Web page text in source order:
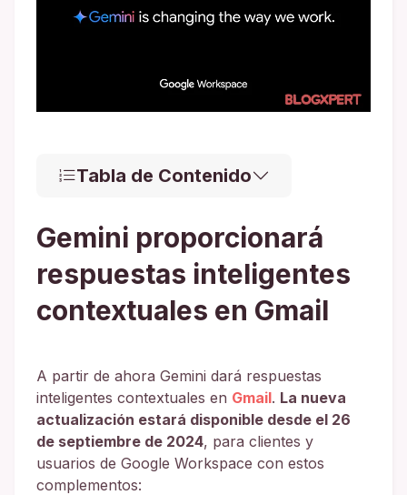
Tabla de Contenido
Gemini proporcionará
respuestas inteligentes
contextuales en Gmail
A partir de ahora Gemini dará respuestas
inteligentes contextuales en Gmail. La nueva
actualización estará disponible desde el 26
de septiembre de 2024, para clientes y
usuarios de Google Workspace con estos
complementos: